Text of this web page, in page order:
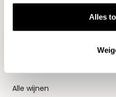
Alles
Alle wijnen